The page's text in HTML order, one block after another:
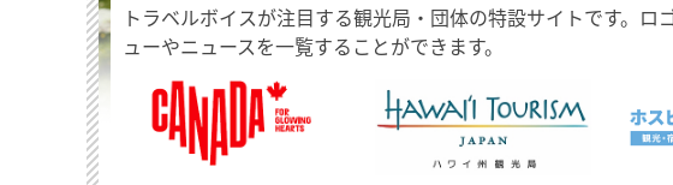
トラベルボイスが注目する観光局・団体の特設サイトです。
ューやニュースを一覧することができます。